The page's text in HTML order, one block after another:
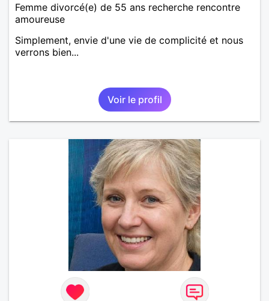
Femme divorcé(e) de 55 ans recherche rencontre
amoureuse
Simplement, envie d'une vie de complicité et nous
verrons bien...
Voir le profil